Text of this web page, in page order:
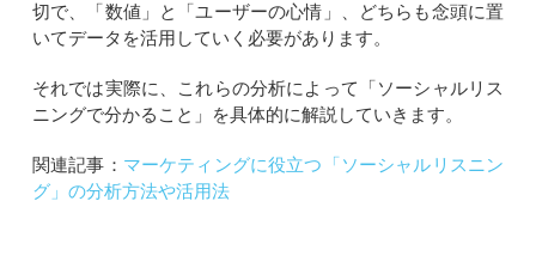
切で、「数値」と「ユーザーの心情」、どちらも念頭に置
いてデータを活用していく必要があります。
それでは実際に、これらの分析によって「ソーシャルリス
ニングで分かること」を具体的に解説していきます。
関連記事： マーケティングに役立つ「ソーシャルリスニン
グ」の分析方法や活用法